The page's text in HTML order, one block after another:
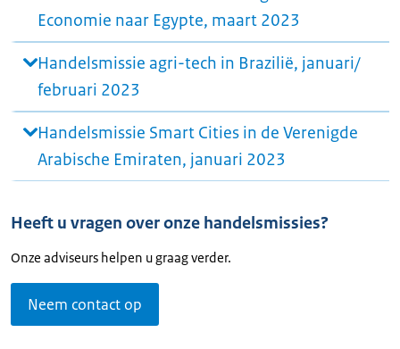
Economie naar Egypte, maart 2023
Handelsmissie agri-tech in Brazilië, januari/
februari 2023
Handelsmissie Smart Cities in de Verenigde
Arabische Emiraten, januari 2023
Heeft u vragen over onze handelsmissies?
Onze adviseurs helpen u graag verder.
Neem contact op